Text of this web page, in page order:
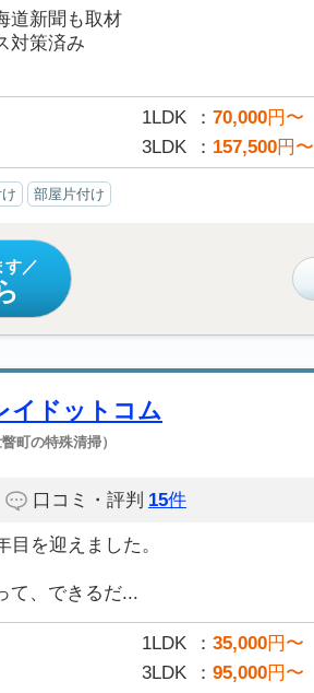
道新聞も取材
対策済み
1LDK 70,000円〜
3LDK 157,500円〜
部屋片付け
す
イドットコム
町の特殊清掃）
口コミ・評判 15件
目を迎えました。
て、できるだ...
1LDK 35,000円〜
3LDK 95,000円〜